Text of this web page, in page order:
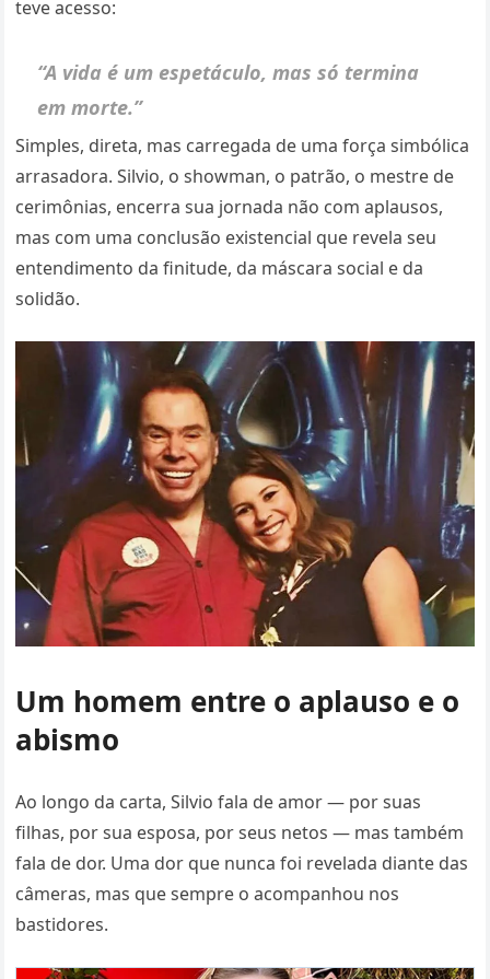
teve acesso:
“A vida é um espetáculo, mas só termina
em morte.”
Simples, direta, mas carregada de uma força simbólica
arrasadora. Silvio, o showman, o patrão, o mestre de
cerimônias, encerra sua jornada não com aplausos,
mas com uma conclusão existencial que revela seu
entendimento da finitude, da máscara social e da
solidão.
Um homem entre o aplauso e o
abismo
Ao longo da carta, Silvio fala de amor — por suas
filhas, por sua esposa, por seus netos — mas também
fala de dor. Uma dor que nunca foi revelada diante das
câmeras, mas que sempre o acompanhou nos
bastidores.